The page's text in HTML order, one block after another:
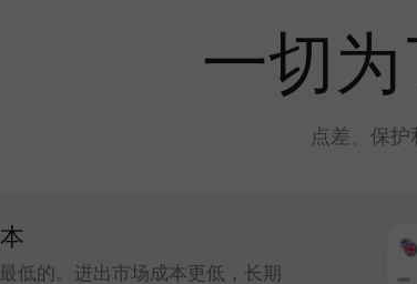
一切
点差、保
低的。进出市场成本更低，长期